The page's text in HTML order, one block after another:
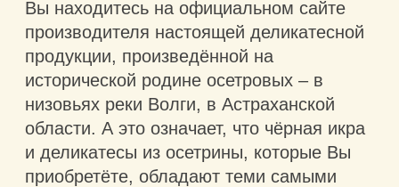
производства продукции, горжусь ею и
уверен: попробовав один раз, вы
Международной выставке
«ПРОДЭКСПО» наша продукция
получила три Золотых медали в
номинациях: «Чёрная икра
осетровая», «Консервы
осетровые», «Ветчина осетровая».